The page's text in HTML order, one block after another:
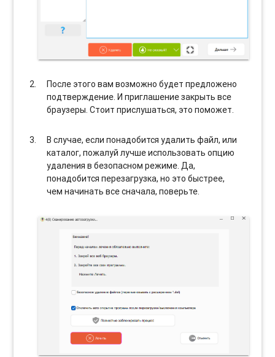
После этого вам возможно будет предложено
подтверждение. И приглашение закрыть все
браузеры. Стоит прислушаться, это поможет.
В случае, если понадобится удалить файл, или
каталог, пожалуй лучше использовать опцию
удаления в безопасном режиме. Да,
понадобится перезагрузка, но это быстрее,
чем начинать все сначала, поверьте.